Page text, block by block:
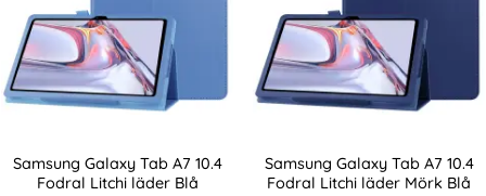
Samsung Galaxy Tab A7 10.4
Fodral Litchi läder Blå
Samsung Galaxy Tab A7 10.4
Fodral Litchi läder Mörk Blå